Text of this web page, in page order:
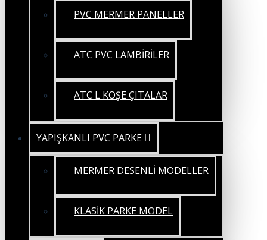
PVC MERMER PANELLER
ATC PVC LAMBİRİLER
ATC L KÖŞE ÇITALAR
YAPIŞKANLI PVC PARKE
MERMER DESENLİ MODELLER
KLASİK PARKE MODEL